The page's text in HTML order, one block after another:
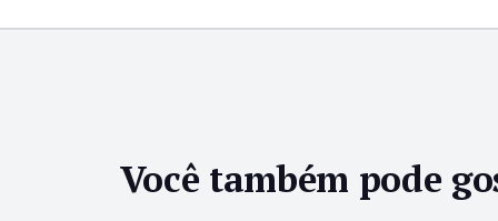
Você também pode